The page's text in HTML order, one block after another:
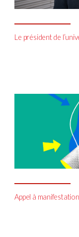
Le président de
Appel à